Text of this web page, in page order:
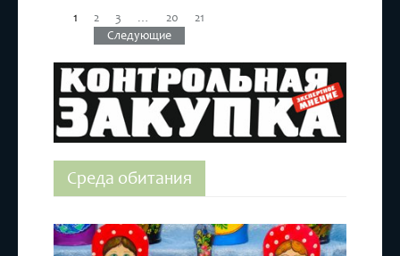
1 2 3 … 20
21
Следующие
Среда обитания